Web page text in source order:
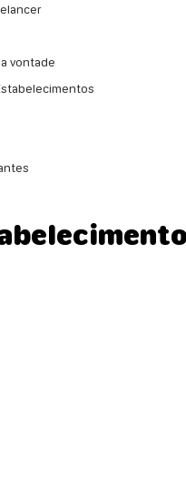
vontade